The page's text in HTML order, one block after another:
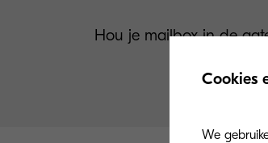
Hou je mailbox in de
Cookies
We